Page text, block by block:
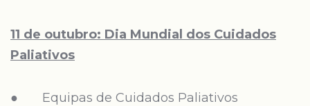
11 de outubro: Dia Mundial dos Cuidados
Paliativos
● Equipas de Cuidados Paliativos